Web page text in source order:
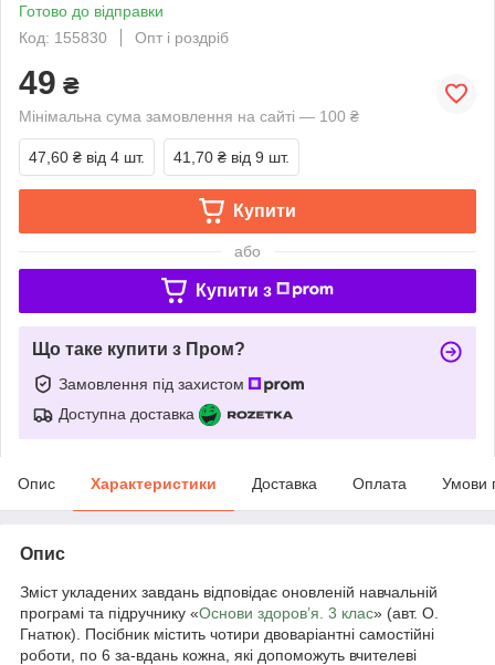
Готово до відправки
Код: 155830
Опт і роздріб
49 ₴
Мінімальна сума замовлення на сайті — 100 ₴
47,60 ₴ від 4 шт. 41,70 ₴ від 9 шт.
Купити
або
Купити з
Що таке купити з Пром?
Замовлення під захистом
Доступна доставка
Опис Характеристики Доставка Оплата Умови
Опис
Зміст укладених завдань відповідає оновленій навчальній
програмі та підручнику «Основи здоров’я. 3 клас» (авт. О.
Гнатюк). Посібник містить чотири двоваріантні самостійні
роботи, по 6 за-вдань кожна, які допоможуть вчителеві